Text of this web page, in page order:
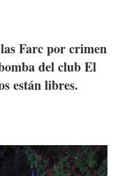
Farc por crimen
del club El
están libres.